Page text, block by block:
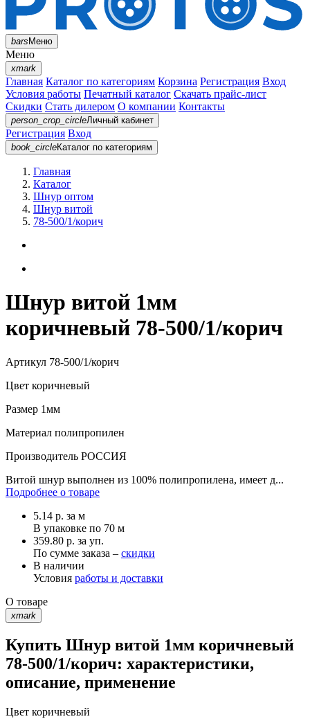
barsМеню
Меню
xmark
Главная Каталог по категориям Корзина Регистрация Вход
Условия работы Печатный каталог Скачать прайс-лист
Скидки Стать дилером О компании Контакты
person_crop_circleЛичный кабинет
Регистрация Вход
book_circleКаталог по категориям
Главная
Каталог
Шнур оптом
Шнур витой
78-500/1/корич
Шнур витой 1мм
коричневый 78-500/1/корич
Артикул 78-500/1/корич
Цвет коричневый
Размер 1мм
Материал полипропилен
Производитель РОССИЯ
Витой шнур выполнен из 100% полипропилена, имеет д...
Подробнее о товаре
5.14 р. за м
В упаковке по 70 м
359.80 р. за уп.
По сумме заказа – скидки
В наличии
Условия работы и доставки
О товаре
xmark
Купить Шнур витой 1мм коричневый
78-500/1/корич: характеристики,
описание, применение
Цвет коричневый